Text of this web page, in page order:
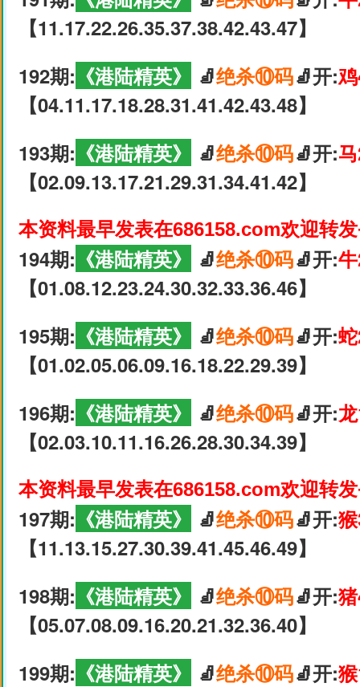
【11.17.22.26.35.37.38.42.43.47】
192期: 《港陆精英》 🧦绝杀⑩码🧦开:
【04.11.17.18.28.31.41.42.43.48】
193期: 《港陆精英》 🧦绝杀⑩码🧦开:
【02.09.13.17.21.29.31.34.41.42】
本资料最早发表在686158.com欢迎转
194期: 《港陆精英》 🧦绝杀⑩码🧦开:
【01.08.12.23.24.30.32.33.36.46】
195期: 《港陆精英》 🧦绝杀⑩码🧦开:
【01.02.05.06.09.16.18.22.29.39】
196期: 《港陆精英》 🧦绝杀⑩码🧦开:
【02.03.10.11.16.26.28.30.34.39】
本资料最早发表在686158.com欢迎转
197期: 《港陆精英》 🧦绝杀⑩码🧦开:
【11.13.15.27.30.39.41.45.46.49】
198期: 《港陆精英》 🧦绝杀⑩码🧦开:
【05.07.08.09.16.20.21.32.36.40】
199期: 《港陆精英》 🧦绝杀⑩码🧦开: